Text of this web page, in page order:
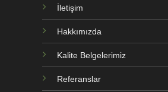
İletişim
Hakkımızda
Kalite Belgelerimiz
Referanslar